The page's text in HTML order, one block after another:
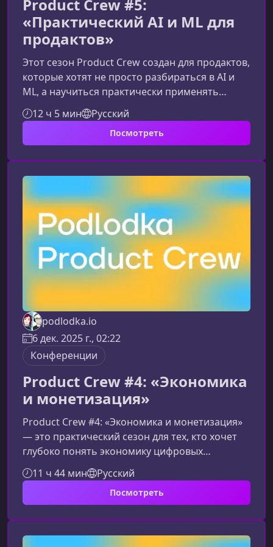
Product Crew #5:
«Практический AI и ML для
продактов»
Этот сезон Product Crew создан для продактов,
которые хотят не просто разбираться в AI и
ML, а научиться практически применять
технологии искусственного интеллекта в
работе над продуктами, быстро тестировать
гипотезы и уверенно принимать
данных.Что вы получите от участия в
сезонеПрограмма сфокусирована на реальных
кейсах, экономике продуктов и операционных
процессах, которые критичны для продактов,
работающих с
12 ч 5 мин Русский
Посмотреть
podlodka.io
6 дек. 2025 г., 02:22
Конференции
Product Crew #4: «Экономика
и монетизация»
Product Crew #4: «Экономика и монетизация»
— это практический сезон для тех, кто хочет
глубоко понять экономику цифровых
продуктов, научиться просчитывать юнит-
экономику и создавать устойчивые модели
монетизации. Материал соединяет теорию,
помогают принимать более взвешенные
продуктовые и бизнес-решения.Что вы
11 ч 44 мин Русский
Посмотреть